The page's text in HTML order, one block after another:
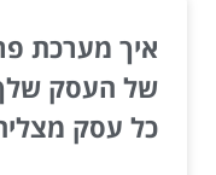
איך מערכת
של העסק
כל עסק